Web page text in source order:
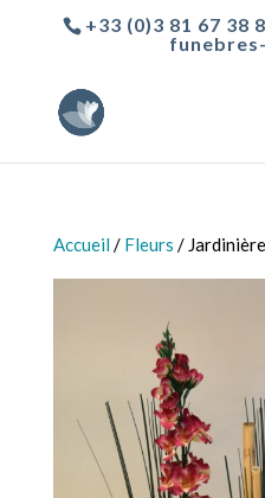
+33 (0)3 81 67 38
Accueil/ Fleurs /